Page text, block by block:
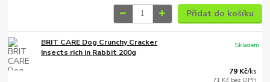
Přidat do košíku
BRIT CARE Dog Crunchy Cracker
Insects rich in Rabbit 200g
79 Kč/ks
71 Kč bez DPH
Skladem